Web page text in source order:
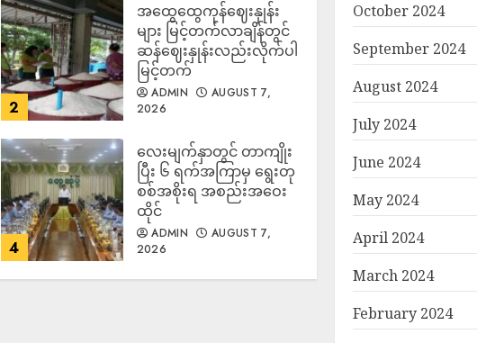
2
အထွေထွေကုန်ဈေးနှုန်း
များ မြင့်တက်လာချိန်တွင်
ဆန်ဈေးနှုန်းလည်းလိုက်ပါ
မြင့်တက်
ADMIN
AUGUST 7,
2026
4
လေးမျက်နှာတွင် တာကျိုး
ပြီး ၆ ရက်အကြာမှ ရွေးတု
စစ်အစိုးရ အစည်းအဝေး
ထိုင်
ADMIN
AUGUST 7,
2026
October 2024
September 2024
August 2024
July 2024
June 2024
May 2024
April 2024
March 2024
February 2024